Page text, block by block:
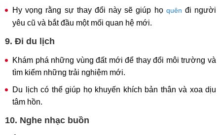
Hy vọng rằng sự thay đổi này sẽ giúp họ quên đi người
yêu cũ và bắt đầu một mối quan hệ mới.
9. Đi du lịch
Khám phá những vùng đất mới để thay đổi môi trường và
tìm kiếm những trải nghiệm mới.
Du lịch có thể giúp họ khuyến khích bản thân và xoa dịu
tâm hồn.
10. Nghe nhạc buồn